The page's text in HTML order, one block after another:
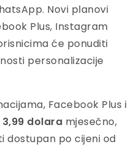
Novi planovi
Plus, Instagram
će ponuditi
personalizacije
Facebook Plus i
3,99 dolara mjesečno,
dostupan po cijeni od